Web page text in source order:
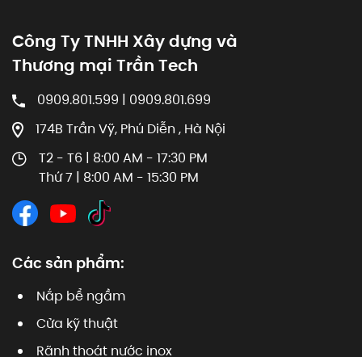
Công Ty TNHH Xây dựng và
Thương mại Trần Tech
0909.801.599 | 0909.801.699
174B Trần Vỹ, Phú Diễn , Hà Nội
T2 - T6 | 8:00 AM - 17:30 PM
Thứ 7 | 8:00 AM - 15:30 PM
Các sản phẩm:
Nắp bể ngầm
Cửa kỹ thuật
Rãnh thoát nước inox